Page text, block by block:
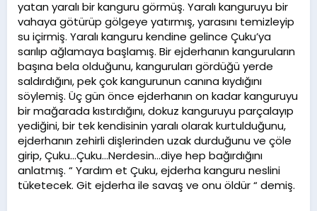
yatan yaralı bir kanguru görmüş. Yaralı kanguruyu bir
vahaya götürüp gölgeye yatırmış, yarasını temizleyip
su içirmiş. Yaralı kanguru kendine gelince Çuku’ya
sarılıp ağlamaya başlamış. Bir ejderhanın kanguruların
başına bela olduğunu, kanguruları gördüğü yerde
saldırdığını, pek çok kangurunun canına kıydığını
söylemiş. Üç gün önce ejderhanın on kadar kanguruyu
bir mağarada kıstırdığını, dokuz kanguruyu parçalayıp
yediğini, bir tek kendisinin yaralı olarak kurtulduğunu,
ejderhanın zehirli dişlerinden uzak durduğunu ve çöle
girip, Çuku…Çuku…Nerdesin…diye hep bağırdığını
anlatmış. “ Yardım et Çuku, ejderha kanguru neslini
tüketecek. Git ejderha ile savaş ve onu öldür “ demiş.